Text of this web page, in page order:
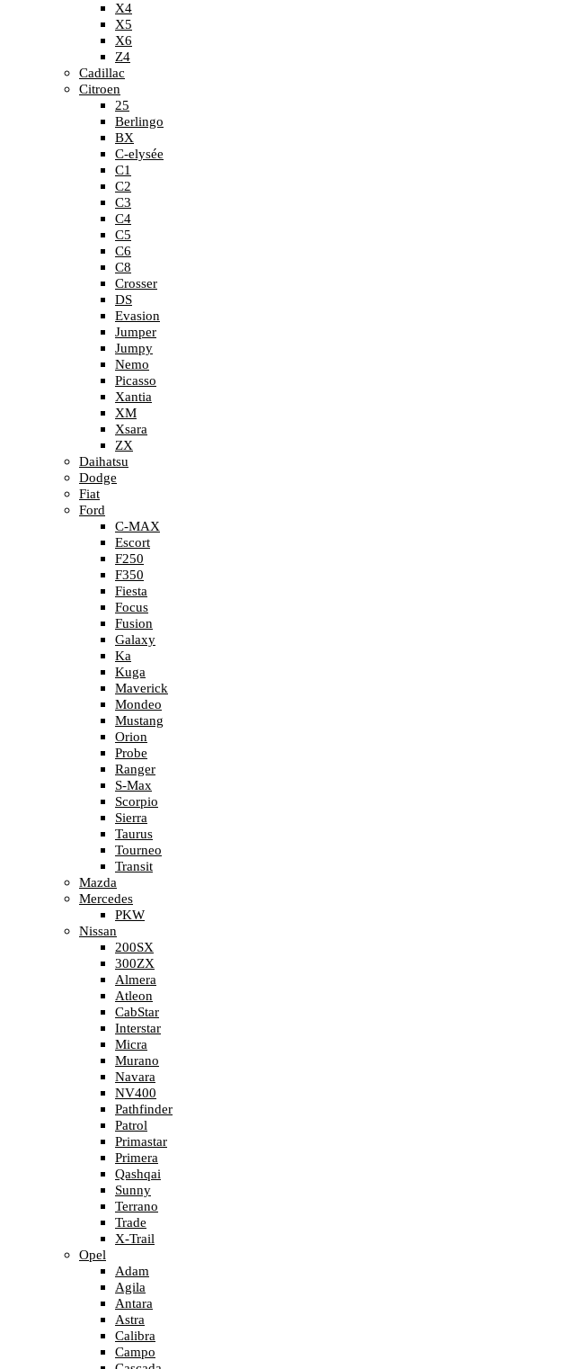
X4
X5
X6
Z4
Cadillac
Citroen
25
Berlingo
BX
C-elysée
C1
C2
C3
C4
C5
C6
C8
Crosser
DS
Evasion
Jumper
Jumpy
Nemo
Picasso
Xantia
XM
Xsara
ZX
Daihatsu
Dodge
Fiat
Ford
C-MAX
Escort
F250
F350
Fiesta
Focus
Fusion
Galaxy
Ka
Kuga
Maverick
Mondeo
Mustang
Orion
Probe
Ranger
S-Max
Scorpio
Sierra
Taurus
Tourneo
Transit
Mazda
Mercedes
PKW
Nissan
200SX
300ZX
Almera
Atleon
CabStar
Interstar
Micra
Murano
Navara
NV400
Pathfinder
Patrol
Primastar
Primera
Qashqai
Sunny
Terrano
Trade
X-Trail
Opel
Adam
Agila
Antara
Astra
Calibra
Campo